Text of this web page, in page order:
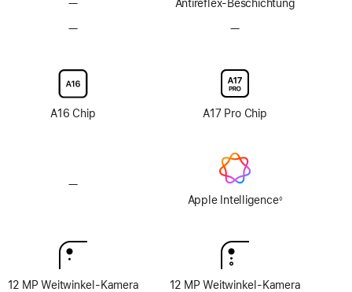
—Keine
—Keine
Nanotexturglas
A16 Chip
—Keine
12 MP Weitwinkel-Kamera
Antireflex-Beschichtung
—Keine
Nanotexturglas
A17 Pro Chip
Apple Intelligence◊
12 MP Weitwinkel-Kamera